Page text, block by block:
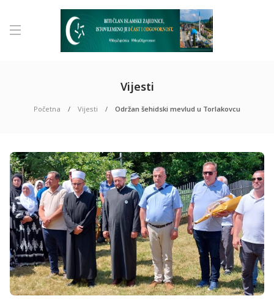
Vijesti
Početna Vijesti Održan šehidski mevlud u Torlakovcu